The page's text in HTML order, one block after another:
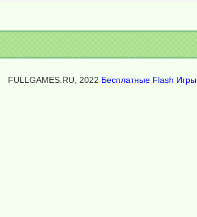
FULLGAMES.RU, 2022 Бесплатные Flash Игры